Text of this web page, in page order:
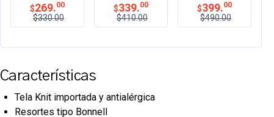
$269.00
$330.00
$339.00
$410.00
$399.00
$490.00
Características
Tela Knit importada y antialérgica
Resortes tipo Bonnell